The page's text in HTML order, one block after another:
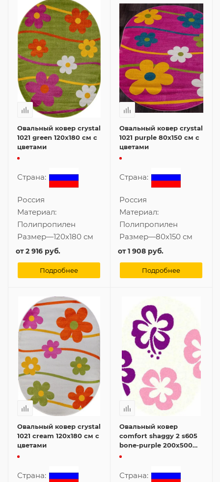
Овальный ковер crystal
1021 green 120x180 см с
цветами
Страна:
Россия
Материал:
Полипропилен
Размер—120x180 см
от2 916 руб.
Подробнее
Овальный ковер crystal
1021 purple 80x150 см с
цветами
Страна:
Россия
Материал:
Полипропилен
Размер—80x150 см
от1 908 руб.
Подробнее
Овальный ковер crystal
1021 cream 120x180 см с
цветами
Страна:
Овальный ковер
comfort shaggy 2 s605
bone-purple 200x500
см с цветами
Страна: